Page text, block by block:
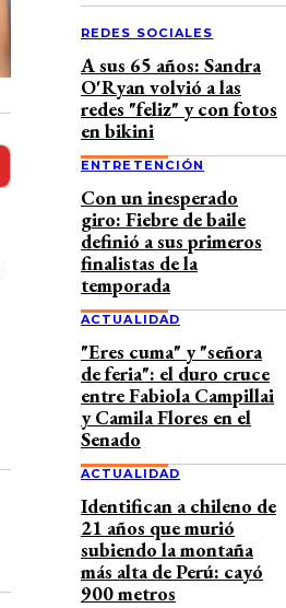
REDES SOCIALES
A sus 65 años: Sandra
O'Ryan volvió a las
redes "feliz" y con fotos
en bikini
ENTRETENCIÓN
Con un inesperado
giro: Fiebre de baile
definió a sus primeros
finalistas de la
temporada
ACTUALIDAD
"Eres cuma" y "señora
de feria": el duro cruce
entre Fabiola Campillai
y Camila Flores en el
Senado
ACTUALIDAD
Identifican a chileno de
21 años que murió
subiendo la montaña
más alta de Perú: cayó
900 metros